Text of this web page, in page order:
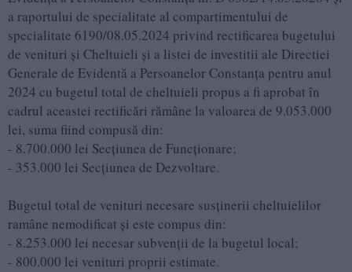
a raportului de specialitate al compartimentului de
specialitate 6190/08.05.2024 privind rectificarea bugetului
de venituri şi Cheltuieli şi a listei de investitii ale Directiei
Generale de Evidentă a Persoanelor Constanţa pentru anul
2024 cu bugetul total de cheltuieli propus a fi aprobat în
cadrul aceastei rectificări rămâne la valoarea de 9.053.000
lei, suma fiind compusă din:
- 8.700.000 lei Secţiunea de Funcţionare;
- 353.000 lei Secţiunea de Dezvoltare.
Bugetul total de venituri necesare susţinerii cheltuielilor
ramâne nemodificat şi este compus din:
- 8.253.000 lei necesar subvenţii de la bugetul local;
- 800.000 lei venituri proprii estimate.